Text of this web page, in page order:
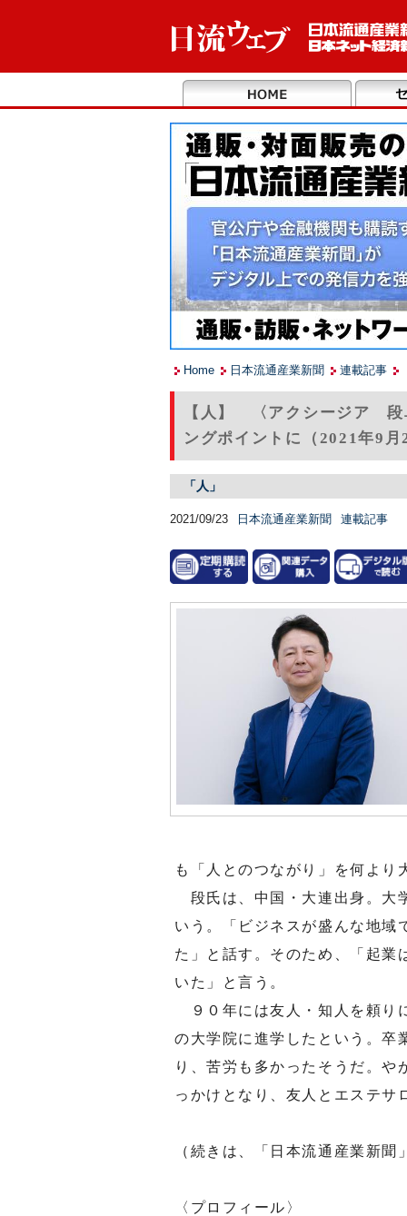
Home 日本流通産業新聞 連載記事
【人】 〈アクシージア 段
ングポイントに（2021年9月
「人」
2021/09/23 日本流通産業新聞 連載記事
も「人とのつながり」を何より
段氏は、中国・大連出身。大
いう。「ビジネスが盛んな地域
た」と話す。そのため、「起業
いた」と言う。
９０年には友人・知人を頼り
の大学院に進学したという。卒
り、苦労も多かったそうだ。
っかけとなり、友人とエステサ
（続きは、「日本流通産業新聞
〈プロフィール〉